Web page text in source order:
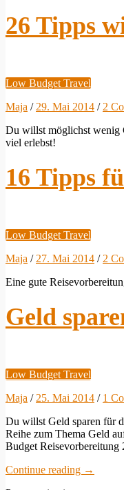
26 Tipps
Low Budget Travel
Maja / 29. Mai 2014 / 2
Du willst möglichst wenig
viel erlebst!
16 Tipps
Low Budget Travel
Maja / 27. Mai 2014 / 2
Eine gute
Geld
Low Budget Travel
Maja / 25. Mai 2014 / 1
Du willst Geld sparen für
Reihe zum Thema Geld
Budget
Continue reading →